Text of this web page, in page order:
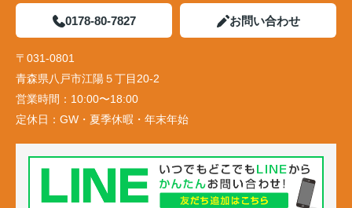
0178-80-7827 お問い合わせ
〒031-0801
青森県八戸市江陽５丁目20-2
営業時間： 10:00〜18:00
定休日： GW・夏季休暇・年末年始